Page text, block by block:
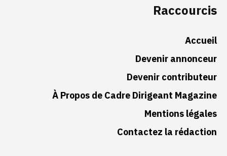
Raccourcis
Accueil
Devenir annonceur
Devenir contributeur
À Propos de Cadre Dirigeant Magazine
Mentions légales
Contactez la rédaction